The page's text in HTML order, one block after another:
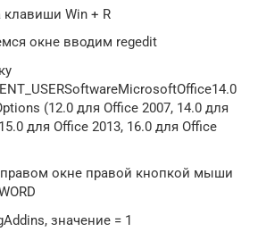
Win + R
окне вводим regedit
(12.0 для Office 2007, 14.0 для
для Office 2013, 16.0 для Office
окне правой кнопкой мыши
значение = 1